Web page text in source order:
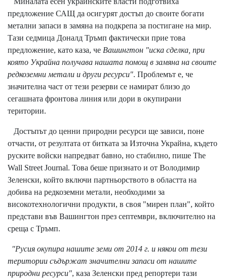
предложение САЩ да осигурят достъп до своите богати
метални запаси в замяна на подкрепа за постигане на мир.
Тази седмица Доналд Тръмп фактически прие това
предложение, като каза, че Вашингтон "иска сделка, при
която Украйна получава нашата помощ в замяна на своите
редкоземни метали и други ресурси". Проблемът е, че
значителна част от тези резерви се намират близо до
сегашната фронтова линия или дори в окупирани
територии.
Достъпът до ценни природни ресурси ще зависи, поне
отчасти, от резултата от битката за Източна Украйна, където
руските войски напредват бавно, но стабилно, пише The
Wall Street Journal. Това беше признато и от Володимир
Зеленски, който включи партньорството в областта на
добива на редкоземни метали, необходими за
високотехнологични продукти, в своя "мирен план", който
представи във Вашингтон през септември, включително на
среща с Тръмп.
"Русия окупира нашите земи от 2014 г. и някои от тези
територии съдържат значителни запаси от нашите
природни ресурси", каза Зеленски пред репортери тази